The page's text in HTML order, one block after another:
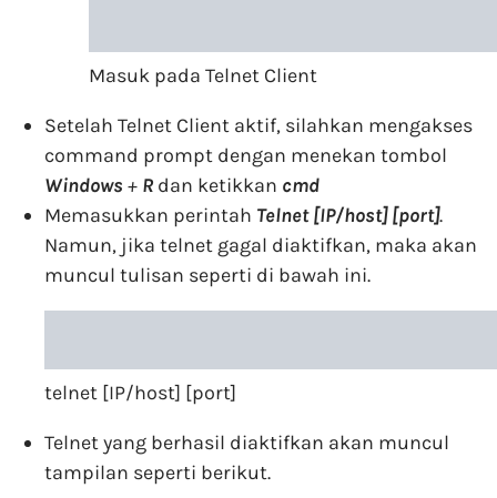
Masuk pada Telnet Client
Setelah Telnet Client aktif, silahkan mengakses
command prompt dengan menekan tombol
Windows + R dan ketikkan cmd
Memasukkan perintah Telnet [IP/host] [port].
Namun, jika telnet gagal diaktifkan, maka akan
muncul tulisan seperti di bawah ini.
telnet [IP/host] [port]
Telnet yang berhasil diaktifkan akan muncul
tampilan seperti berikut.